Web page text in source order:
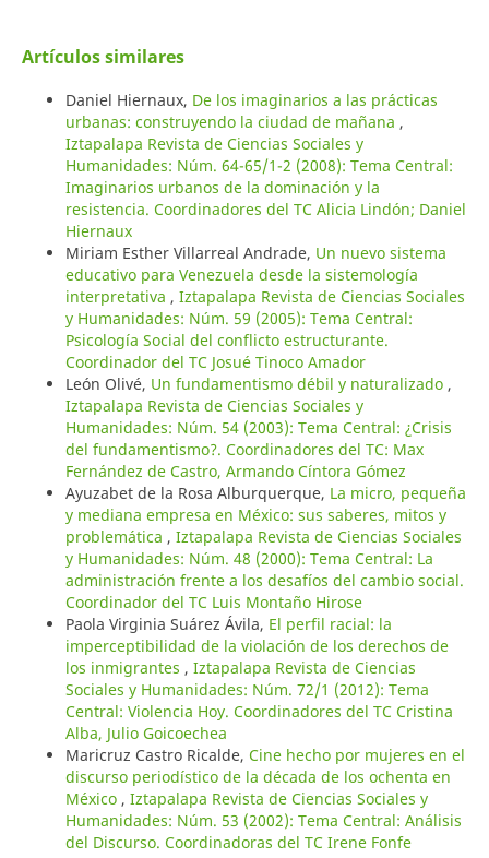
Artículos similares
Daniel Hiernaux, De los imaginarios a las prácticas
urbanas: construyendo la ciudad de mañana ,
Iztapalapa Revista de Ciencias Sociales y
Humanidades: Núm. 64-65/1-2 (2008): Tema Central:
Imaginarios urbanos de la dominación y la
resistencia. Coordinadores del TC Alicia Lindón; Daniel
Hiernaux
Miriam Esther Villarreal Andrade, Un nuevo sistema
educativo para Venezuela desde la sistemología
interpretativa , Iztapalapa Revista de Ciencias Sociales
y Humanidades: Núm. 59 (2005): Tema Central:
Psicología Social del conflicto estructurante.
Coordinador del TC Josué Tinoco Amador
León Olivé, Un fundamentismo débil y naturalizado ,
Iztapalapa Revista de Ciencias Sociales y
Humanidades: Núm. 54 (2003): Tema Central: ¿Crisis
del fundamentismo?. Coordinadores del TC: Max
Fernández de Castro, Armando Cíntora Gómez
Ayuzabet de la Rosa Alburquerque, La micro, pequeña
y mediana empresa en México: sus saberes, mitos y
problemática , Iztapalapa Revista de Ciencias Sociales
y Humanidades: Núm. 48 (2000): Tema Central: La
administración frente a los desafíos del cambio social.
Coordinador del TC Luis Montaño Hirose
Paola Virginia Suárez Ávila, El perfil racial: la
imperceptibilidad de la violación de los derechos de
los inmigrantes , Iztapalapa Revista de Ciencias
Sociales y Humanidades: Núm. 72/1 (2012): Tema
Central: Violencia Hoy. Coordinadores del TC Cristina
Alba, Julio Goicoechea
Maricruz Castro Ricalde, Cine hecho por mujeres en el
discurso periodístico de la década de los ochenta en
México , Iztapalapa Revista de Ciencias Sociales y
Humanidades: Núm. 53 (2002): Tema Central: Análisis
del Discurso. Coordinadoras del TC Irene Fonfe